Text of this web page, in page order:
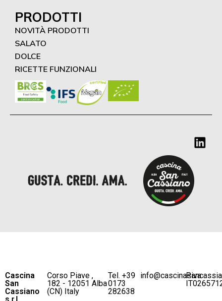
PRODOTTI
NOVITÀ PRODOTTI
SALATO
DOLCE
RICETTE FUNZIONALI
Cascina
San
Cassiano
Corso Piave ,
182 - 12051 Alba
(CN) Italy
Tel. +39
0173
282638
P.iva